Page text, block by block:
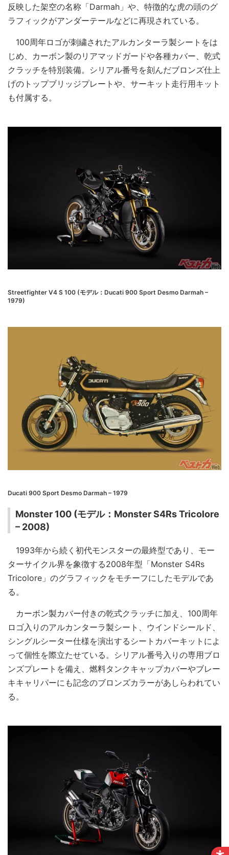
反映した架空の名称「Darmah」や、特徴的な虎の頭のグ
ラフィックがアンダーテールなどに再現されている。
100周年ロゴが刺繍されたアルカンターラ製シートをは
じめ、カーボン製のリアマッドガードや各種カバー、乾式
クラッチを特別装備。シリアル番号を刻んだブロンズ仕上
げのトップブリッジプレートや、サーキット走行用キット
も付属する。
Streetfighter V4 S 100 (モデル：Ducati 900 Sport Desmo Darmah –
1979)
Ducati 900 Sport Desmo Darmah – 1979
Monster 100 (モデル：Monster S4Rs Tricolore
– 2008)
1993年から続く初代モンスターの最終型であり、モー
ターサイクル界を象徴する2008年型「Monster S4Rs
Tricolore」のグラフィックをモチーフにしたモデルであ
る。
カーボン製カバー付きの乾式クラッチに加え、100周年
ロゴ入りのアルカンターラ製シート、ウインドシールド、
シングルシーター仕様を演出するシートカバーキットによ
って個性を際立たせている。シリアル番号入りの専用ブロ
ンズプレートを備え、燃料タンクキャップカバーやブレー
キキャリパーにも記念のブロンズカラーがあしらわれてい
る。